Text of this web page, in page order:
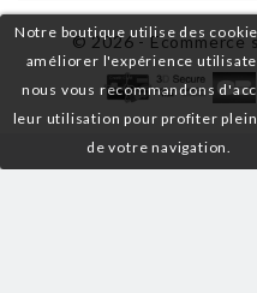
Notre boutique utilise des
améliorer l'expérience
nous vous recommandons
leur utilisation pour profiter
de votre navigation.
© 2026 - Ecommerce